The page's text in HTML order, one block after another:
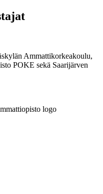
Ammattikorkeakoulu,
POKE sekä Saarijärven